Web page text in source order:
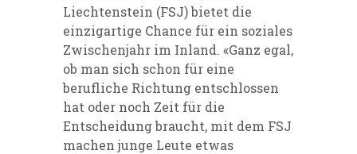
Liechtenstein (FSJ) bietet die
einzigartige Chance für ein soziales
Zwischenjahr im Inland. «Ganz egal,
ob man sich schon für eine
berufliche Richtung entschlossen
hat oder noch Zeit für die
Entscheidung braucht, mit dem FSJ
machen junge Leute etwas